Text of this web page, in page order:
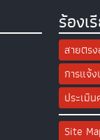
ร้อง
สายตร
การแจ้
ประเมิ
Site